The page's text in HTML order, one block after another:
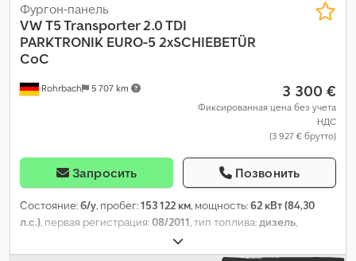
Rohrbach 5 707 km
Фургон-панель
VWT5 Transporter 2.0 TDI
PARKTRONIK EURO-5 2xSCHIEBETÜR
CoC
3 300 €
Фиксированная цена без учета
НДС
(3 927 € брутто)
Запросить Позвонить
Состояние:б/у, пробег:153 122 км, мощность:62 кВт (84,30
л.с.), первая регистрация:08/2011, тип топлива:дизель,
, максимальная грузоподъёмность:
1 038 кг, общий вес:2 800 кг, колесная база:3 000 мм, топливо: